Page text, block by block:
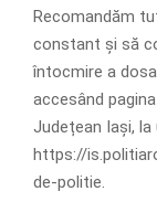
Recomandăm
constant și să
întocmire a
accesând
Județean Iași,
https://
de-politie.